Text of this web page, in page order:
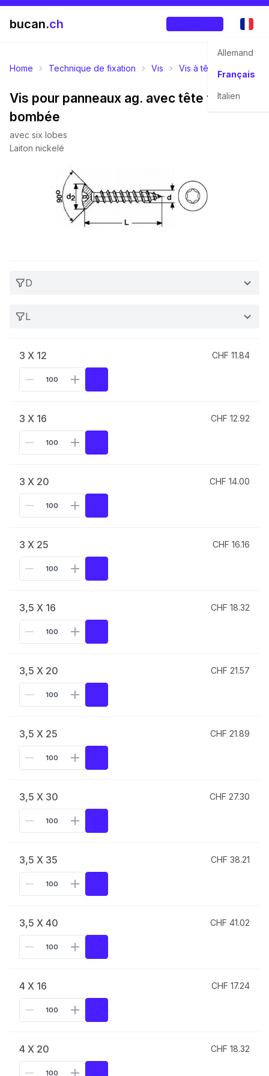
bucan.ch
Allemand
Français
Italien
Home Technique de fixation Vis Vis à tête fraisée
Vis pour panneaux ag. avec tête fraisée
bombée
avec six lobes
Laiton nickelé
D
L
3 X 12 CHF 11.84
3 X 16 CHF 12.92
3 X 20 CHF 14.00
3 X 25 CHF 16.16
3,5 X 16 CHF 18.32
3,5 X 20 CHF 21.57
3,5 X 25 CHF 21.89
3,5 X 30 CHF 27.30
3,5 X 35 CHF 38.21
3,5 X 40 CHF 41.02
4 X 16 CHF 17.24
4 X 20 CHF 18.32